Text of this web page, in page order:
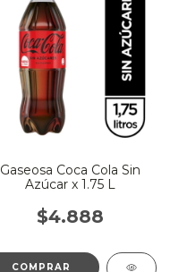
Gaseosa Coca Cola Sin
Azúcar x 1.75 L
$4.888